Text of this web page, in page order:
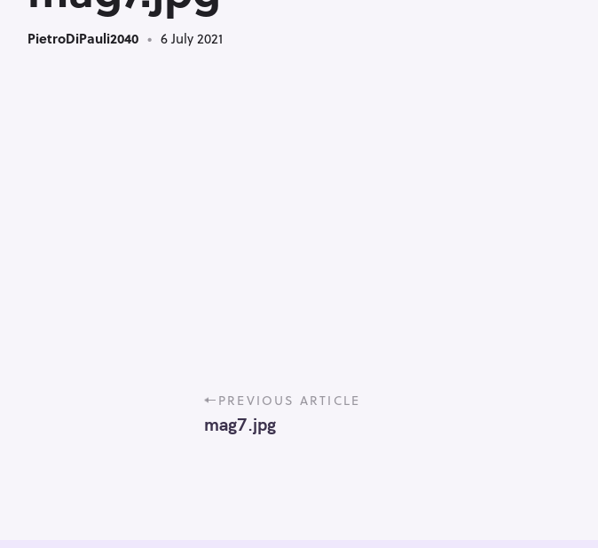
PietroDiPauli2040 6 July 2021
P
o
s
PREVIOUS ARTICLE
mag7.jpg